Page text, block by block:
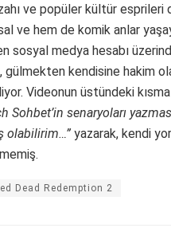
ve popüler kültür esprileri
ve hem de komik anlar
sosyal medya hesabı
gülmekten kendisine hakim
Videonun üstündeki
Sohbet’in senaryoları
olabilirim…” yazarak, kendi
Dead Redemption 2